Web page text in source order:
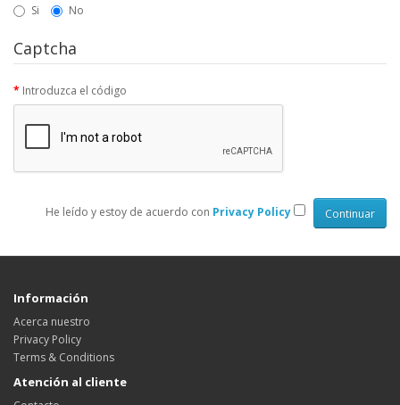
Si
No
Captcha
Introduzca el código
He leído y estoy de acuerdo con Privacy Policy
Información
Acerca nuestro
Privacy Policy
Terms & Conditions
Atención al cliente